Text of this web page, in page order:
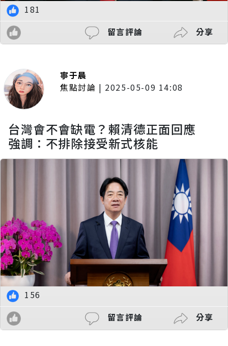
181
留言評論
分享
寧于晨
焦點討論 | 2025-05-09 14:08
台灣會不會缺電？賴清德正面回應
強調：不排除接受新式核能
156
留言評論
分享